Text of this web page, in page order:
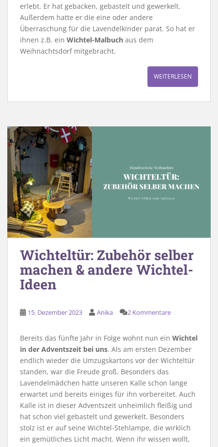
erlebt. Er hat gebacken, gebastelt und gewerkelt.
Außerdem hatte er die eine oder andere
Überraschung für die Lavendelkinder parat. So hat er
ihnen z.B. ein Wichtel-Malbuch aus dem
Weihnachtsdorf mitgebracht.
WEITERLESEN
Wichteltür: Zubehör selber
machen & andere Wichtel-
Ideen
15. Dezember 2023 Anika 2 Kommentare
Bereits das fünfte Jahr in Folge wohnt nun ein Wichtel
in der Adventszeit bei uns. Als am ersten Dezember
endlich wieder die Umzugskartons vor der Wichteltür
standen, war die Freude groß. Besonders das
Lavendelmädchen hatte unseren Kalle schon lange
erwartet und bereits einiges für ihn vorbereitet. Auch
Kalle ist in dieser Adventszeit unheimlich fleißig und
hat schon viel gebastelt und gewerkelt. Besonders
stolz ist er auf seine Wichtel-Stehlampe, die wirklich
ein gemütliches Licht macht. Wenn ihr wissen wollt,